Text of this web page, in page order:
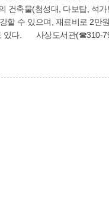
축물(첨성대, 다보탑, 석
온라인으로 신청(선착순 모집)하면 되는데, 인기가 많아 조기에 마감될 수도 있다. 사상